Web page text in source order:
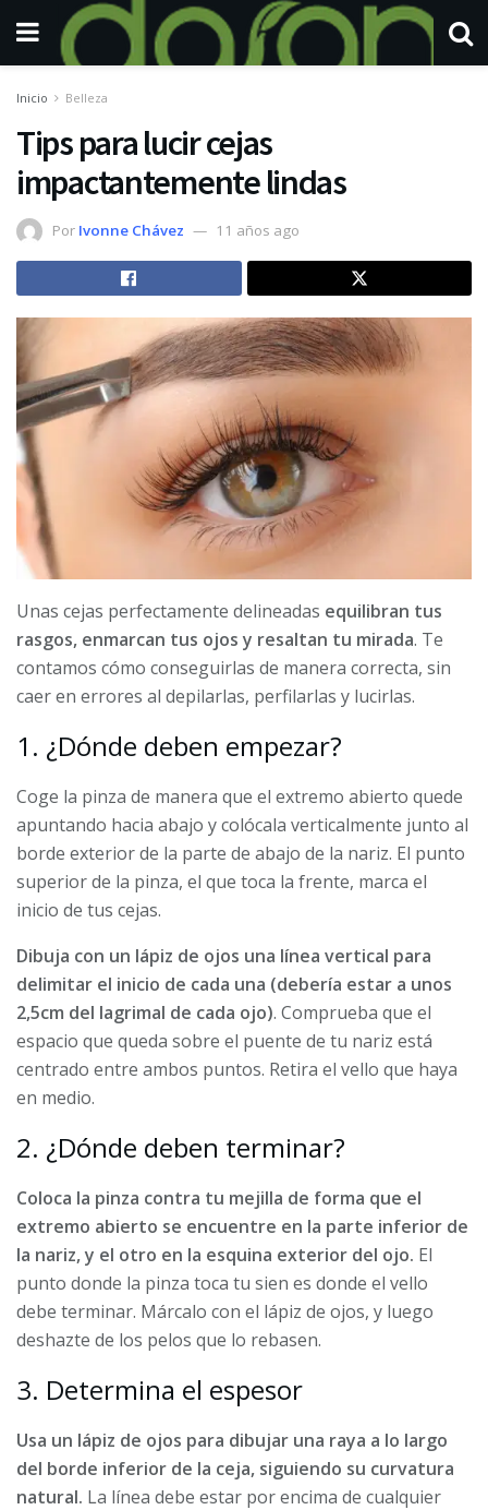
Inicio Belleza
Tips para lucir cejas
impactantemente lindas
Por Ivonne Chávez 11 años ago
Unas cejas perfectamente delineadas equilibran tus
rasgos, enmarcan tus ojos y resaltan tu mirada. Te
contamos cómo conseguirlas de manera correcta, sin
caer en errores al depilarlas, perfilarlas y lucirlas.
1. ¿Dónde deben empezar?
Coge la pinza de manera que el extremo abierto quede
apuntando hacia abajo y colócala verticalmente junto al
borde exterior de la parte de abajo de la nariz. El punto
superior de la pinza, el que toca la frente, marca el
inicio de tus cejas.
Dibuja con un lápiz de ojos una línea vertical para
delimitar el inicio de cada una (debería estar a unos
2,5cm del lagrimal de cada ojo). Comprueba que el
espacio que queda sobre el puente de tu nariz está
centrado entre ambos puntos. Retira el vello que haya
en medio.
2. ¿Dónde deben terminar?
Coloca la pinza contra tu mejilla de forma que el
extremo abierto se encuentre en la parte inferior de
la nariz, y el otro en la esquina exterior del ojo. El
punto donde la pinza toca tu sien es donde el vello
debe terminar. Márcalo con el lápiz de ojos, y luego
deshazte de los pelos que lo rebasen.
3. Determina el espesor
Usa un lápiz de ojos para dibujar una raya a lo largo
del borde inferior de la ceja, siguiendo su curvatura
natural. La línea debe estar por encima de cualquier